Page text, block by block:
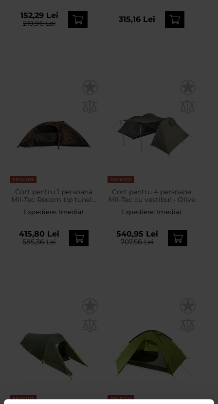
152,29 Lei
219,96 Lei 315,16 Lei
PROMOTII
Cort pentru 1 persoană
Mil-Tec Recom tip tunel -
Flecktarn
Expediere: Imediat
415,80 Lei
585,36 Lei
PROMOTII
Cort pentru 4 persoane
Mil-Tec cu vestibul - Olive
Expediere: Imediat
540,95 Lei
707,56 Lei
PROMOTII PROMOTII